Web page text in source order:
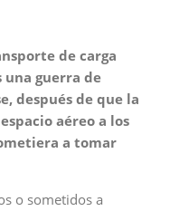
de carga
guerra de
después de que la
aéreo a los
a tomar
o sometidos a